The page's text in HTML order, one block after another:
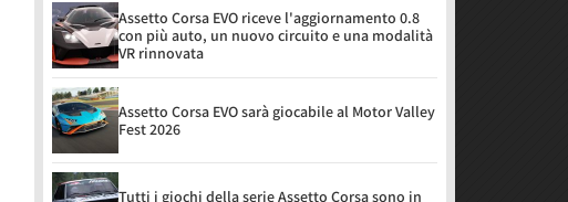
Assetto Corsa EVO riceve l'aggiornamento 0.8
con più auto, un nuovo circuito e una modalità
VR rinnovata
Assetto Corsa EVO sarà giocabile al Motor Valley
Fest 2026
Tutti i giochi della serie Assetto Corsa sono in